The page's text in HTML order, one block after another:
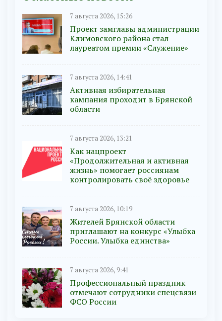
7 августа 2026, 15:26
Проект замглавы администрации
Климовского района стал
лауреатом премии «Служение»
7 августа 2026, 14:41
Активная избирательная
кампания проходит в Брянской
области
7 августа 2026, 13:21
Как нацпроект
«Продолжительная и активная
жизнь» помогает россиянам
контролировать своё здоровье
7 августа 2026, 10:19
Жителей Брянской области
приглашают на конкурс «Улыбка
России. Улыбка единства»
7 августа 2026, 9:41
Профессиональный праздник
отмечают сотрудники спецсвязи
ФСО России